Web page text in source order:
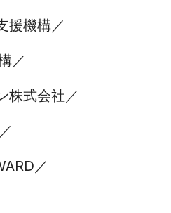
援機構
株式会社